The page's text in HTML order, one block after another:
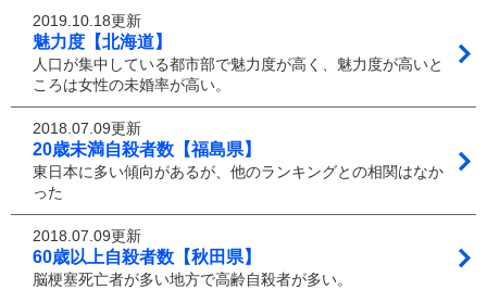
2019.10.18更新
魅力度【北海道】
人口が集中している都市部で魅力度が高く、魅力度が高いと
ころは女性の未婚率が高い。
2018.07.09更新
20歳未満自殺者数【福島県】
東日本に多い傾向があるが、他のランキングとの相関はなか
った
2018.07.09更新
60歳以上自殺者数【秋田県】
脳梗塞死亡者が多い地方で高齢自殺者が多い。